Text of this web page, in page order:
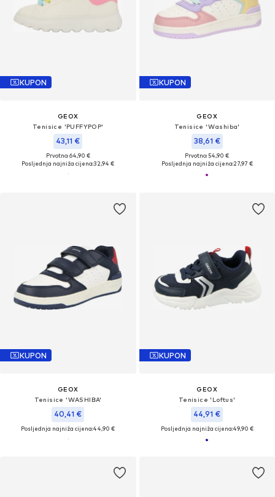
KUPON
GEOX
Tenisice 'PUFFYPOP'
43,11 €
Prvotno: 64,90 €
Posljednja najniža cijena:32,94 €
KUPON
GEOX
Tenisice 'Washiba'
38,61 €
Prvotno: 54,90 €
Posljednja najniža cijena:27,97 €
KUPON
GEOX
Tenisice 'WASHIBA'
40,41 €
Posljednja najniža cijena:44,90 €
KUPON
GEOX
Tenisice 'Loftus'
44,91 €
Posljednja najniža cijena:49,90 €